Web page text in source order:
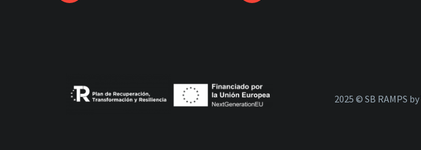
2025 © SB RAMPS by